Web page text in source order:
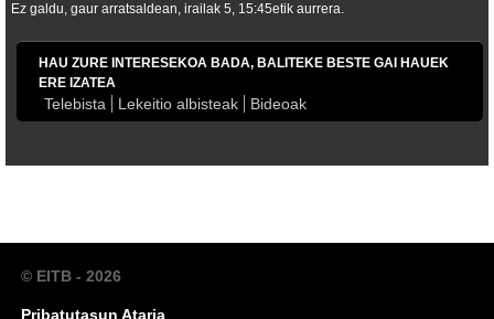
Ez galdu, gaur arratsaldean, irailak 5, 15:45etik aurrera.
HAU ZURE INTERESEKOA BADA, BALITEKE BESTE GAI HAUEK
ERE IZATEA
Telebista Lekeitio albisteak Bideoak
© EITB - 2026
Pribatutasun Ataria